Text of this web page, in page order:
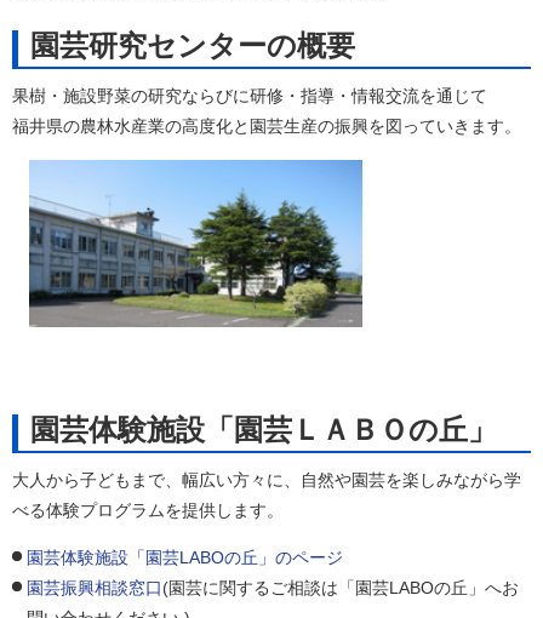
園芸研究センターの概要
果樹・施設野菜の研究ならびに研修・指導・情報交流を通じて
福井県の農林水産業の高度化と園芸生産の振興を図っていきます。
園芸体験施設「園芸ＬＡＢＯの丘」
大人から子どもまで、幅広い方々に、自然や園芸を楽しみながら学
べる体験プログラムを提供します。
園芸体験施設「園芸LABOの丘」のページ
園芸振興相談窓口(園芸に関するご相談は「園芸LABOの丘」へお